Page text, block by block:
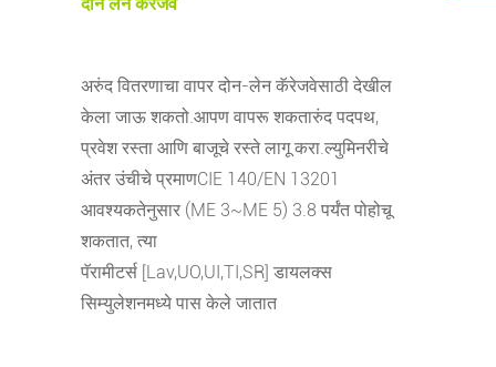
दोन लेन कॅरेजवे
अरुंद वितरणाचा वापर दोन-लेन कॅरेजवेसाठी देखील
केला जाऊ शकतो.आपण वापरू शकतारुंद पदपथ,
प्रवेश रस्ता आणि बाजूचे रस्ते लागू करा.ल्युमिनरीचे
अंतर उंचीचे प्रमाणCIE 140/EN 13201
आवश्यकतेनुसार (ME 3~ME 5) 3.8 पर्यंत पोहोचू
शकतात, त्या
पॅरामीटर्स [Lav,UO,UI,TI,SR] डायलक्स
सिम्युलेशनमध्ये पास केले जातात